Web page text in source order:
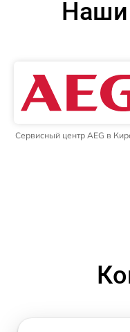
Наши
Сервисный центр AEG в